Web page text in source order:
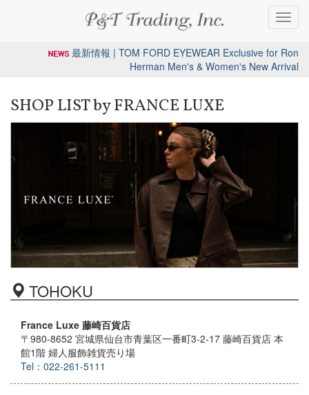
最新情報 | TOM FORD EYEWEAR Exclusive for Ron
Herman Men's & Women's New Arrival
SHOP LIST by FRANCE LUXE
TOHOKU
France Luxe 藤崎百貨店
〒980-8652 宮城県仙台市青葉区一番町3-2-17 藤崎百貨店 本
館1階 婦人服飾雑貨売り場
Tel：022-261-5111